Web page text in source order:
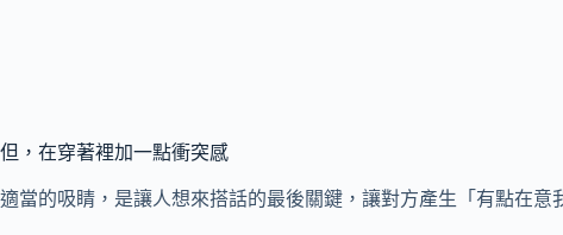
但，在穿著裡加一點衝突感
適當的吸睛，是讓人想來搭話的最後關鍵，讓對方產生「有點在意